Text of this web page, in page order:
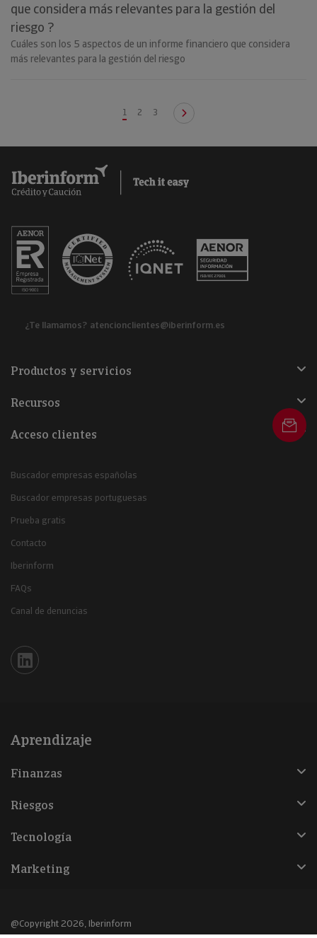
que considera más relevantes para la gestión del
riesgo ?
Cuáles son los 5 aspectos de un informe financiero que considera
más relevantes para la gestión del riesgo
1 2 3
¿Te llamamos? atencionclientes@iberinform.es
Productos y servicios
Recursos
Acceso clientes
Buscador empresas españolas
Buscador empresas portuguesas
Prueba gratis
Contacto
Iberinform
FAQs
Canal de denuncias
Iberinform en Linkedin
Aprendizaje
Finanzas
Riesgos
Tecnología
Marketing
@Copyright 2026, Iberinform